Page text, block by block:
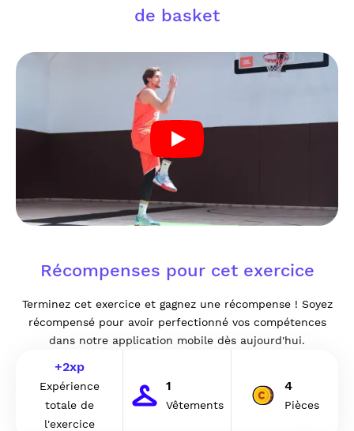
de basket
Récompenses pour cet exercice
Terminez cet exercice et gagnez une récompense ! Soyez
récompensé pour avoir perfectionné vos compétences
dans notre application mobile dès aujourd'hui.
+2xp
Expérience
totale de
l'exercice
1
Vêtements
4
Pièces